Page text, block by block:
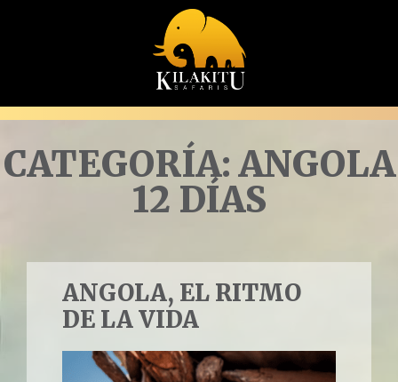
CATEGORÍA:ANGOLA
12 DÍAS
ANGOLA, EL RITMO
DE LA VIDA